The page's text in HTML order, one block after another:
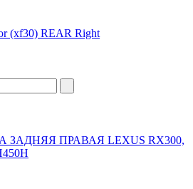
(xf30) REAR Right
ПРАВАЯ LEXUS RX300,